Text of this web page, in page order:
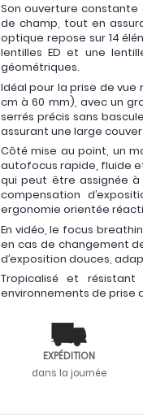
Son ouverture
de champ, tout en
optique repose sur 14
lentilles ED et une
géométriques.
Idéal pour la prise de vue
cm à 60 mm), avec un
serrés précis sans
assurant une large
Côté mise au point, un
autofocus rapide, fluide
qui peut être assignée
compensation
ergonomie orientée
En vidéo, le focus
en cas de changement
d’exposition douces,
Tropicalisé et
environnements de prise
EXPÉDITION
dans la journée